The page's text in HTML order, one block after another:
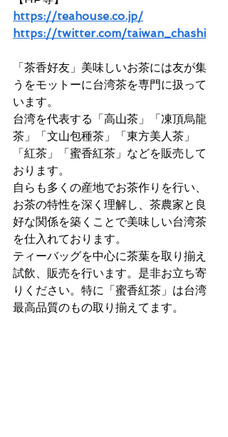
https://teahouse.co.jp/
https://twitter.com/taiwan_chashi
「茶香好友」美味しいお茶には友が集
うをモットーに台湾茶を専門に扱って
います。
台湾を代表する「高山茶」「凍頂烏龍
茶」「文山包種茶」「東方美人茶」
「紅茶」「蜜香紅茶」などを販売して
おります。
自らも多くの産地でお茶作りを行い、
お茶の特性を深く理解し、茶農家と良
好な関係を築くことで美味しい台湾茶
を仕入れております。
ティーバッグを中心に茶葉を取り揃え
試飲、販売を行います。是非お立ち寄
りください。特に「蜜香紅茶」は台湾
最高品質のもの取り揃えてます。